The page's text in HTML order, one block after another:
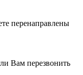
перенаправлены
Вам перезвонить